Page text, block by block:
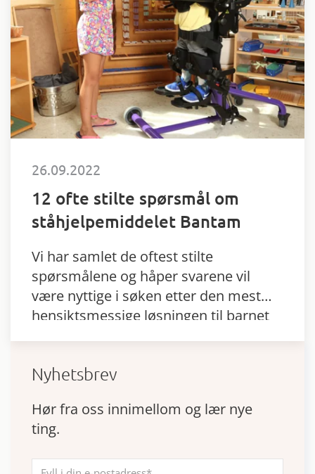
26.09.2022
12 ofte stilte spørsmål om
ståhjelpemiddelet Bantam
Vi har samlet de oftest stilte
spørsmålene og håper svarene vil
være nyttige i søken etter den mest
hensiktsmessige løsningen til barnet
Nyhetsbrev
Hør fra oss innimellom og lær nye
ting.